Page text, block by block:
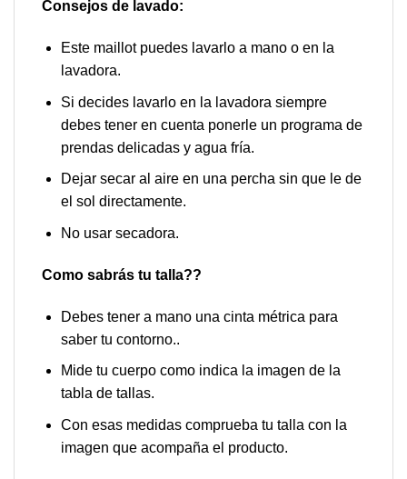
Consejos de lavado:
Este maillot puedes lavarlo a mano o en la
lavadora.
Si decides lavarlo en la lavadora siempre
debes tener en cuenta ponerle un programa de
prendas delicadas y agua fría.
Dejar secar al aire en una percha sin que le de
el sol directamente.
No usar secadora.
Como sabrás tu talla??
Debes tener a mano una cinta métrica para
saber tu contorno..
Mide tu cuerpo como indica la imagen de la
tabla de tallas.
Con esas medidas comprueba tu talla con la
imagen que acompaña el producto.